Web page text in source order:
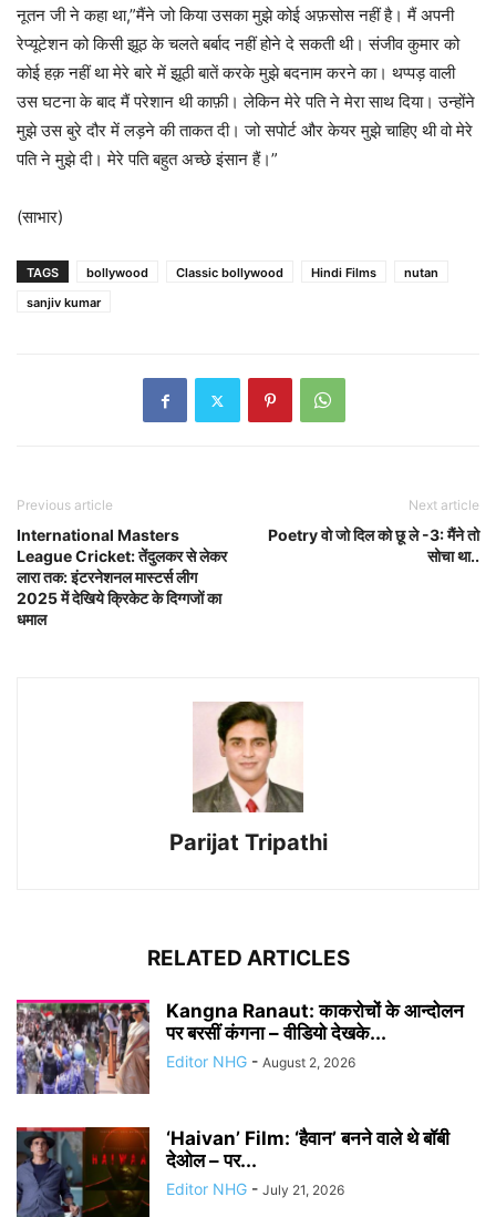
नूतन जी ने कहा था,”मैंने जो किया उसका मुझे कोई अफ़सोस नहीं है। मैं अपनी
रेप्यूटेशन को किसी झूठ के चलते बर्बाद नहीं होने दे सकती थी। संजीव कुमार को
कोई हक़ नहीं था मेरे बारे में झूठी बातें करके मुझे बदनाम करने का। थप्पड़ वाली
उस घटना के बाद मैं परेशान थी काफ़ी। लेकिन मेरे पति ने मेरा साथ दिया। उन्होंने
मुझे उस बुरे दौर में लड़ने की ताकत दी। जो सपोर्ट और केयर मुझे चाहिए थी वो मेरे
पति ने मुझे दी। मेरे पति बहुत अच्छे इंसान हैं।”
(साभार)
TAGS bollywood Classic bollywood Hindi Films
nutan
sanjiv kumar
Previous article
International Masters
League Cricket: तेंदुलकर से लेकर
लारा तक: इंटरनेशनल मास्टर्स लीग
2025 में देखिये क्रिकेट के दिग्गजों का
धमाल
Next article
Poetry वो जो दिल को छू ले -3: मैंने तो
सोचा था..
Parijat Tripathi
RELATED ARTICLES
Kangna Ranaut: काकरोचों के आन्दोलन
पर बरसीं कंगना – वीडियो देखके...
Editor NHG - August 2, 2026
‘Haivan’ Film: ‘हैवान’ बनने वाले थे बॉबी
देओल – पर...
Editor NHG - July 21, 2026